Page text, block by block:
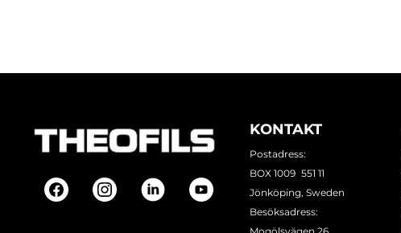
KONTAKT
Postadress:
BOX 1009 551 11
Jönköping, Sweden
Besöksadress: